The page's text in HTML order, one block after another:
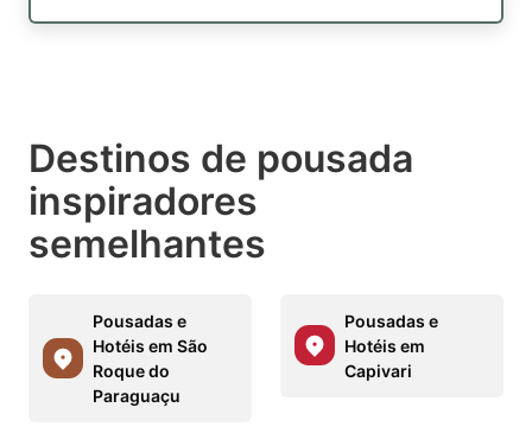
Destinos de pousada
inspiradores
semelhantes
Pousadas e
Hotéis em São
Roque do
Paraguaçu
Pousadas e
Hotéis em
Capivari